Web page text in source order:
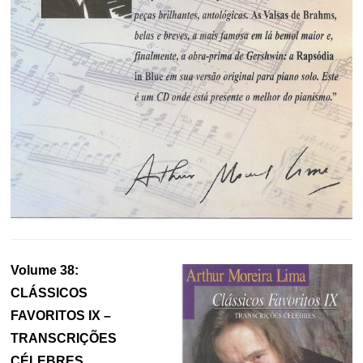
Volume 38:
CLÁSSICOS
FAVORITOS IX –
TRANSCRIÇÕES